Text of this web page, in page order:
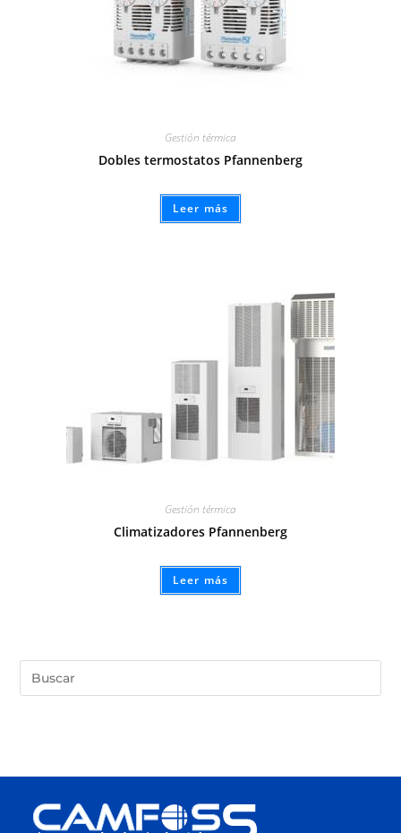
Gestión térmica
Dobles termostatos Pfannenberg
Leer más
Gestión térmica
Climatizadores Pfannenberg
Leer más